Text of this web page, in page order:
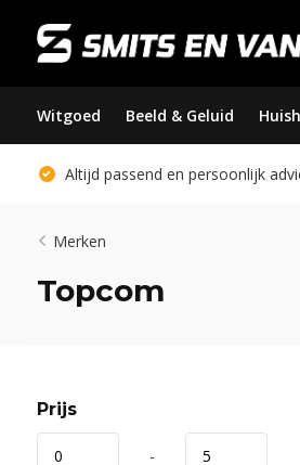
Witgoed Beeld & Geluid
Altijd passend en persoonlijk
Merken
Topcom
Prijs
-